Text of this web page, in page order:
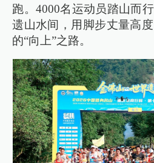
跑。4000名运动员踏山而
遗山水间，用脚步丈量高
的“向上”之路。